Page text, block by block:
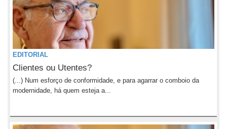
EDITORIAL
Clientes ou Utentes?
(...) Num esforço de conformidade, e para agarrar o comboio da
modernidade, há quem esteja a...